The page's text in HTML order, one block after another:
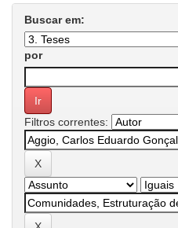
Buscar em:
por
Filtros correntes: